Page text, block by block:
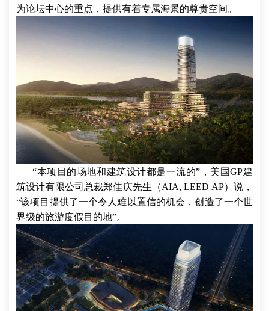
为论坛中心的重点，提供有着专属海景的尊贵空间。
“本项目的场地和建筑设计都是一流的”，美国GP建
筑设计有限公司总裁郑佳庆先生（AIA, LEED AP）说，
“该项目提供了一个令人难以置信的机会，创造了一个世
界级的旅游度假目的地”。